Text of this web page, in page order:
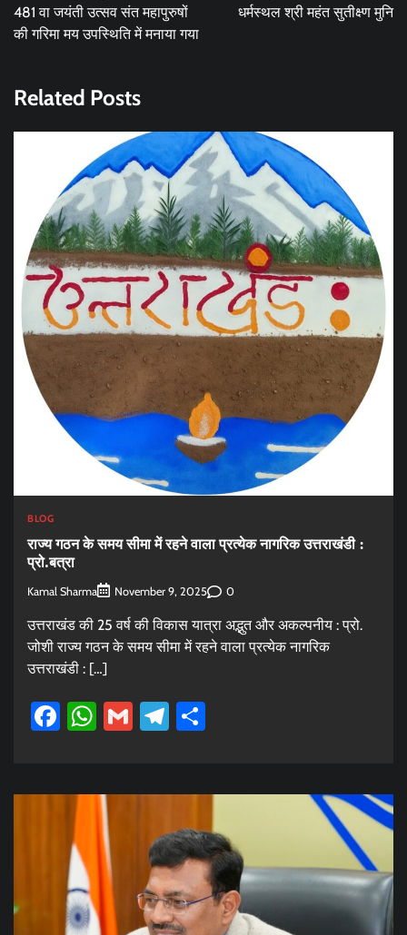
481 वा जयंती उत्सव संत महापुरुषों
की गरिमा मय उपस्थिति में मनाया गया
धर्मस्थल श्री महंत सुतीक्ष्ण मुनि
Related Posts
BLOG
राज्य गठन के समय सीमा में रहने वाला प्रत्येक नागरिक उत्तराखंडी :
प्रो.बत्रा
Kamal Sharma November 9, 2025 0
उत्तराखंड की 25 वर्ष की विकास यात्रा अद्भुत और अकल्पनीय : प्रो.
जोशी राज्य गठन के समय सीमा में रहने वाला प्रत्येक नागरिक
उत्तराखंडी : […]
Facebook
WhatsApp
GmailTelegram